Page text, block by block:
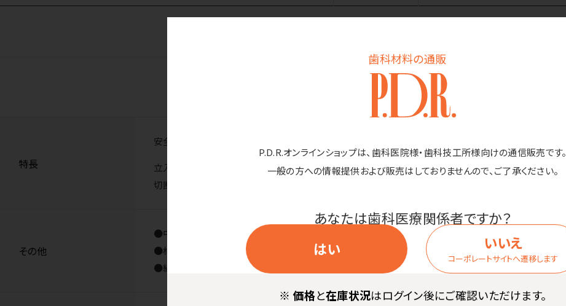
歯科材料の通販
P.D.R.オンラインショップは、歯科医院様・歯科技工所様向けの通信販売です。
一般の方への情報提供および販売はしておりませんので、ご了承ください。
あなたは歯科医療関係者ですか？
はい
いいえ
コーポレートサイトへ遷移します
※ 価格と在庫状況はログイン後にご確認いただけます。
商品詳細
特長
安全標識、または区画整理用として使用できる、黒黄色の2色のトラロープです。
立入禁止、危険区域の表示に使用します。
切断後の端面はライターの火などで軽くあぶり、ほつれを保護してください。
その他
●中国製
●材質／ポリエチレン（PE）
●線径／7.5mm ●長さ／10m